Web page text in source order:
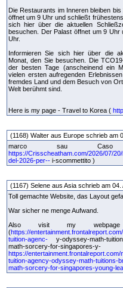
Die Restaurants im Inneren bleiben
öffnet um 9 Uhr und schließt
sich hier über die aktuellen
besuchen. Der Palast öffnet um 9
Uhr.
Informieren Sie sich hier über die
Monat, den Sie besuchen. Die
der besten Tage (anscheinend ein
vielen ersten aufregenden
fremdes Land und dem Besuch von
Welt berühmt sind.
Here is my page - Travel to Korea (
(1168) Walter aus Europe schrieb am
marco sau Caso
https://Crisscheatham.com/2026/07/
del-2026-per-- i-scommettito )
(1167) Selene aus Asia schrieb am 04.
Toll gemachte Website, das Layout
War sicher ne menge Aufwand.
Also visit my
(https://
tuition-agenc- y-odyssey-math-
math-sorcery-for-
https://
tuition-agency-odyssey-math-tuitions-
math-sorcery-for-singapores-young-